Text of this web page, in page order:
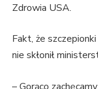
Zdrowia USA.
Fakt, że
nie skłonił